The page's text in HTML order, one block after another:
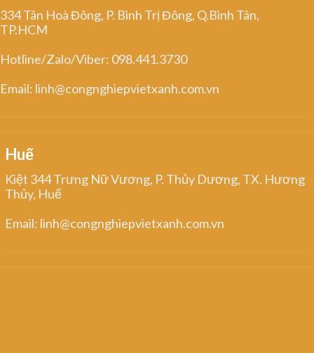
334 Tân Hoà Đông, P. Bình Trị Đông, Q.Bình Tân,
TP.HCM
Hotline/Zalo/Viber: 098.441.3730
Email: linh@congnghiepvietxanh.com.vn
Huế
Kiệt 344 Trưng Nữ Vương, P. Thủy Dương, TX. Hương
Thủy, Huế
Email: linh@congnghiepvietxanh.com.vn